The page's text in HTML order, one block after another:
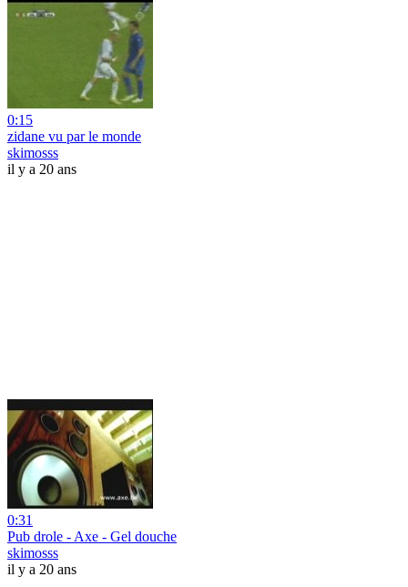
0:15
zidane vu par le monde
skimosss
il y a 20 ans
0:31
Pub drole - Axe - Gel douche
skimosss
il y a 20 ans